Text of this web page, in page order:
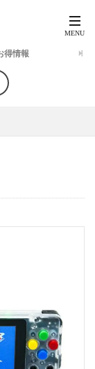
得情報